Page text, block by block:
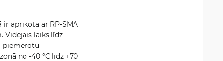
ir aprīkota ar RP-SMA
Vidējais laiks līdz
piemērotu
no -40 °C līdz +70